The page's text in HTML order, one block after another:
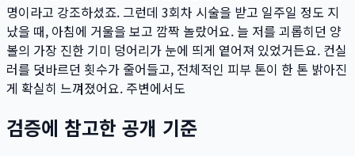
명이라고 강조하셨죠. 그런데 3회차 시술을 받고 일주일 정도 지
났을 때, 아침에 거울을 보고 깜짝 놀랐어요. 늘 저를 괴롭히던 양
볼의 가장 진한 기미 덩어리가 눈에 띄게 옅어져 있었거든요. 컨실
러를 덧바르던 횟수가 줄어들고, 전체적인 피부 톤이 한 톤 밝아진
게 확실히 느껴졌어요. 주변에서도
검증에 참고한 공개 기준